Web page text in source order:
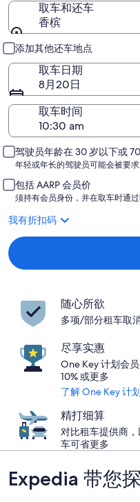
取车和还车
香槟
取车和还车
添加其他还车地点
取车日期
8月20日
取车时间
驾驶员年龄在 30 岁以下或
年轻或年长的驾驶员可能会被要求
包括 AARP 会员价
须持有会员身份，并在取车时通过
我有折扣码
随心所欲
多项/部分租车取
尽享实惠
One Key 计划会
10% 或更多
了解 One Key 计划
精打细算
对比租车提供商
车可省更多
Expedia 带您